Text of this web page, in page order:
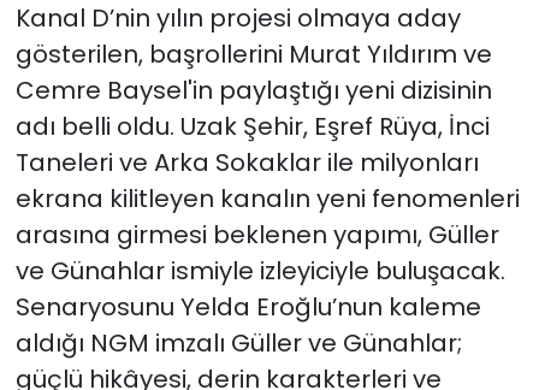
Kanal D’nin yılın projesi olmaya aday
gösterilen, başrollerini Murat Yıldırım ve
Cemre Baysel'in paylaştığı yeni dizisinin
adı belli oldu. Uzak Şehir, Eşref Rüya, İnci
Taneleri ve Arka Sokaklar ile milyonları
ekrana kilitleyen kanalın yeni fenomenleri
arasına girmesi beklenen yapımı, Güller
ve Günahlar ismiyle izleyiciyle buluşacak.
Senaryosunu Yelda Eroğlu’nun kaleme
aldığı NGM imzalı Güller ve Günahlar;
güçlü hikâyesi, derin karakterleri ve